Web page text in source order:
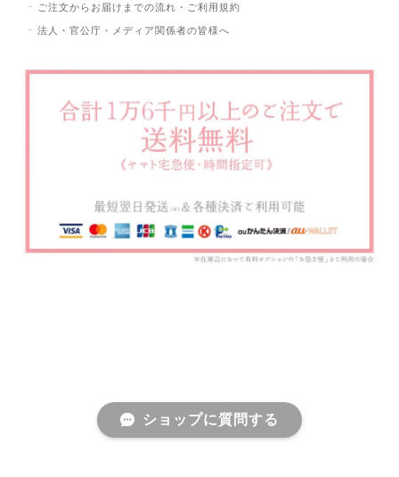
ご注文からお届けまでの流れ・ご利用規約
法人・官公庁・メディア関係者の皆様へ
ショップに質問する